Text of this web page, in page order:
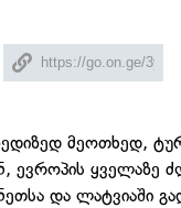
მეოთხედ,
ევროპის ყველაზე
და ლატვიაში